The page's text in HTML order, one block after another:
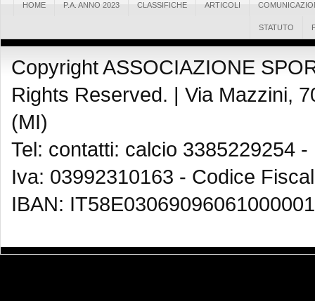
HOME P.A. ANNO 2023 CLASSIFICHE ARTICOLI
STATUTO
Copyright ASSOCIAZIONE
Rights Reserved. | Via Mazzini,
(MI)
Tel: contatti: calcio 3385229254
Iva: 03992310163 - Codice
IBAN: